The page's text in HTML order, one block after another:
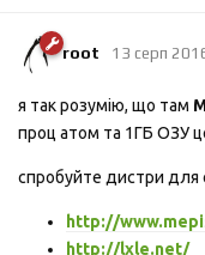
root 13 серп
я так розумію, що там
проц атом та 1ГБ ОЗУ
спробуйте дистри для
http://
http://lxle.net/